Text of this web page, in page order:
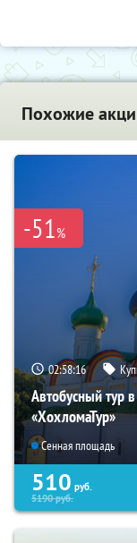
Похожие
-51%
02:58:15
Автобусный тур
«ХохломаТур»
Сенная площадь
510 руб.
5190руб.